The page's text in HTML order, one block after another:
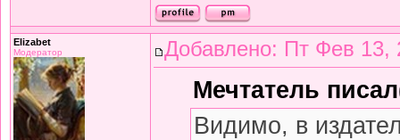
Elizabet
Модератор Добавлено: Пт Фев 13,
Мечтатель
Видимо, в